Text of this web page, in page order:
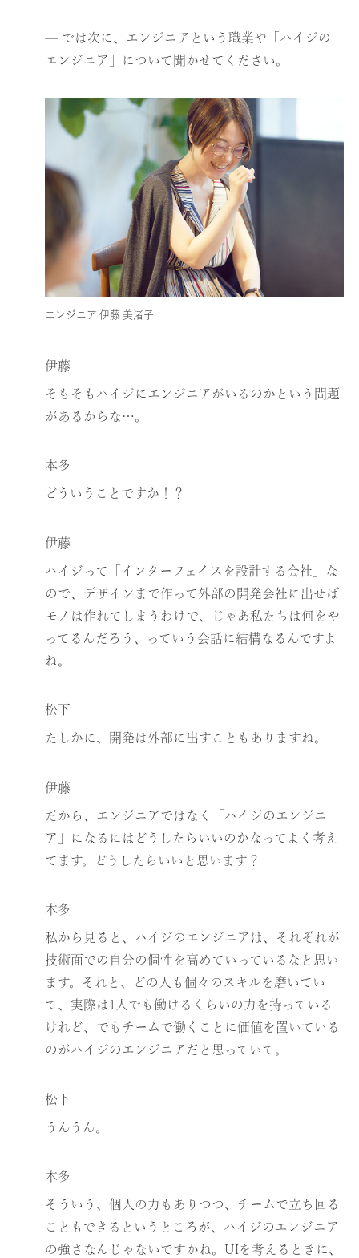
— では次に、エンジニアという職業や「ハイジの
エンジニア」について聞かせてください。
エンジニア 伊藤 美渚子
伊藤
そもそもハイジにエンジニアがいるのかという問題
があるからな…。
本多
どういうことですか！？
伊藤
ハイジって「インターフェイスを設計する会社」な
ので、デザインまで作って外部の開発会社に出せば
モノは作れてしまうわけで、じゃあ私たちは何をや
ってるんだろう、っていう会話に結構なるんですよ
ね。
松下
たしかに、開発は外部に出すこともありますね。
伊藤
だから、エンジニアではなく「ハイジのエンジニ
ア」になるにはどうしたらいいのかなってよく考え
てます。どうしたらいいと思います？
本多
私から見ると、ハイジのエンジニアは、それぞれが
技術面での自分の個性を高めていっているなと思い
ます。それと、どの人も個々のスキルを磨いてい
て、実際は1人でも働けるくらいの力を持っている
けれど、でもチームで働くことに価値を置いている
のがハイジのエンジニアだと思っていて。
松下
うんうん。
本多
そういう、個人の力もありつつ、チームで立ち回る
こともできるというところが、ハイジのエンジニア
の強さなんじゃないですかね。UIを考えるときに、